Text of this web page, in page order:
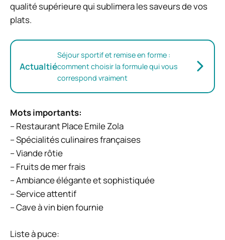
qualité supérieure qui sublimera les saveurs de vos
plats.
Actualtié
Séjour sportif et remise en forme :
comment choisir la formule qui vous
correspond vraiment
Mots importants:
– Restaurant Place Emile Zola
– Spécialités culinaires françaises
– Viande rôtie
– Fruits de mer frais
– Ambiance élégante et sophistiquée
– Service attentif
– Cave à vin bien fournie
Liste à puce: